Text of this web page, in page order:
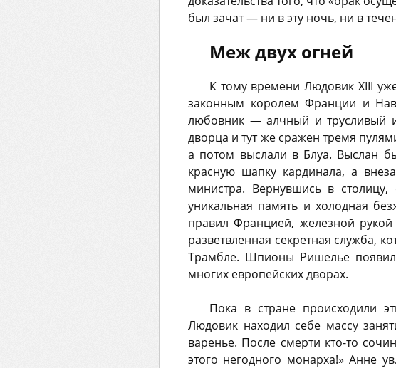
был зачат — ни в эту ночь, ни в
Меж двух огней
К тому времени Людовик XIII
законным королем Франции и
любовник — алчный и трусливый
дворца и тут же сражен тремя
а потом выслали в Блуа. Выслан
красную шапку кардинала, а
министра. Вернувшись в
уникальная память и холодная
правил Францией, железной
разветвленная секретная служба,
Трамбле. Шпионы Ришелье
многих европейских дворах.
Пока в стране происходили
Людовик находил себе массу
варенье. После смерти кто-то
этого негодного монарха!» Анне